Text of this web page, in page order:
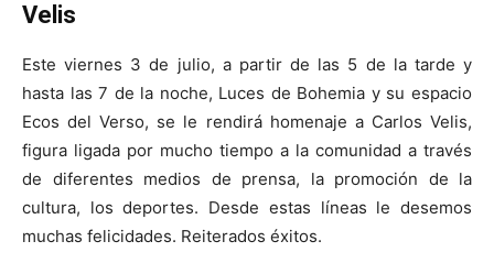
Velis
Este viernes 3 de julio, a partir de las 5 de la tarde y
hasta las 7 de la noche, Luces de Bohemia y su espacio
Ecos del Verso, se le rendirá homenaje a Carlos Velis,
figura ligada por mucho tiempo a la comunidad a través
de diferentes medios de prensa, la promoción de la
cultura, los deportes. Desde estas líneas le desemos
muchas felicidades. Reiterados éxitos.